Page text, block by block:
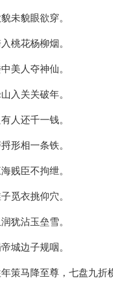
未貌眼欲穿。
桃花杨柳烟。
美人夺神仙。
入关关破年。
人还千一钱。
形相一条铁。
贱臣不拘绁。
觅衣挑仰穴。
犹沾玉垒雪。
城边子规咽。
策马降至尊，七盘九折